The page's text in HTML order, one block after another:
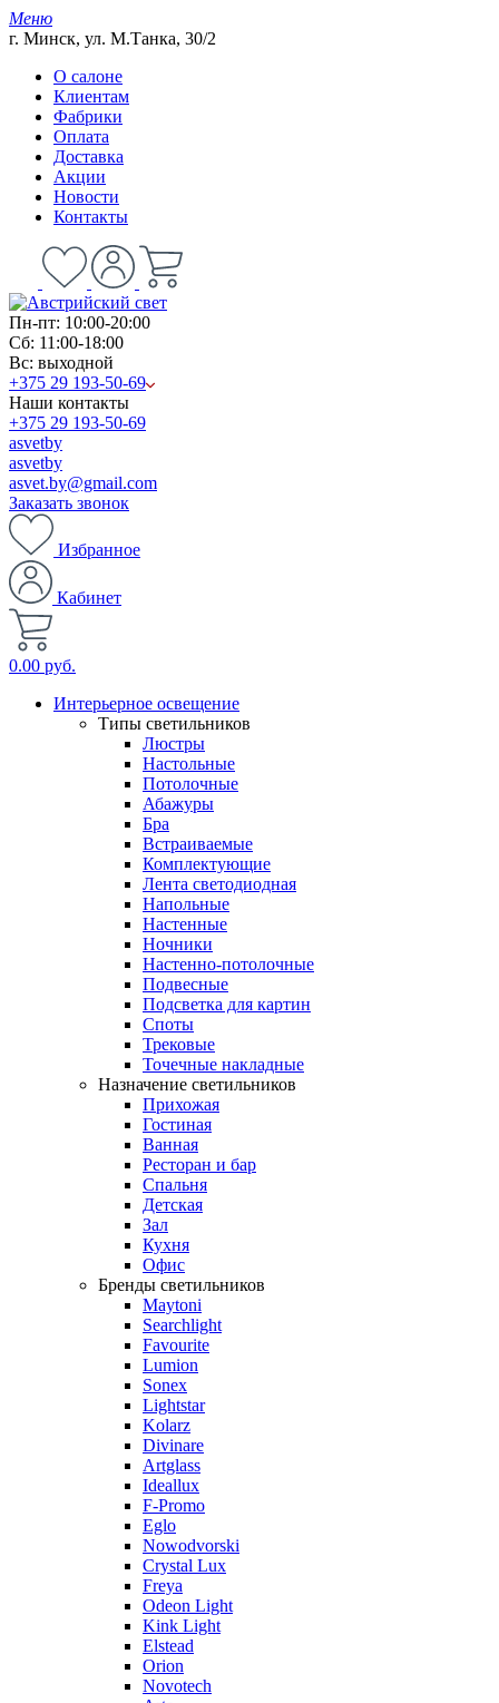
Меню
г. Минск, ул. М.Танка, 30/2
О салоне
Клиентам
Фабрики
Оплата
Доставка
Акции
Новости
Контакты
Пн-пт: 10:00-20:00
Сб: 11:00-18:00
Вс: выходной
+375 29 193-50-69
Наши контакты
+375 29 193-50-69
asvetby
asvetby
asvet.by@gmail.com
Заказать звонок
Избранное
Кабинет
0.00 руб.
Интерьерное освещение
Типы светильников
Люстры
Настольные
Потолочные
Абажуры
Бра
Встраиваемые
Комплектующие
Лента светодиодная
Напольные
Настенные
Ночники
Настенно-потолочные
Подвесные
Подсветка для картин
Споты
Трековые
Точечные накладные
Назначение светильников
Прихожая
Гостиная
Ванная
Ресторан и бар
Спальня
Детская
Зал
Кухня
Офис
Бренды светильников
Maytoni
Searchlight
Favourite
Lumion
Sonex
Lightstar
Kolarz
Divinare
Artglass
Ideallux
F-Promo
Eglo
Nowodvorski
Crystal Lux
Freya
Odeon Light
Kink Light
Elstead
Orion
Novotech